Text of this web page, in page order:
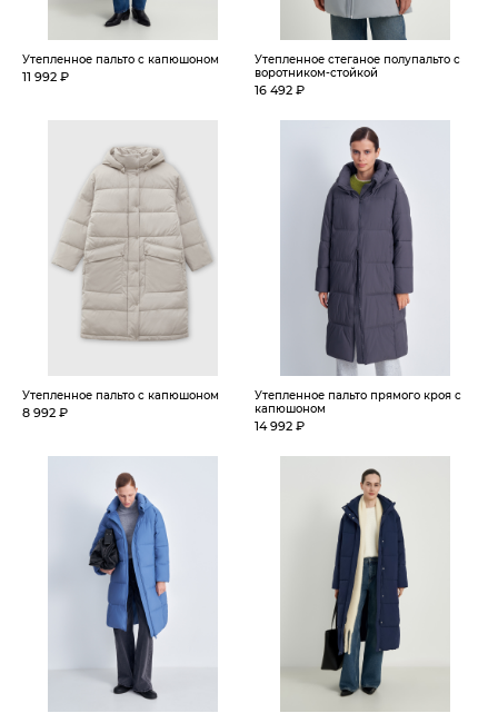
Утепленное пальто с капюшоном
11 992 ₽
Утепленное стеганое полупальто с
воротником-стойкой
16 492 ₽
Утепленное пальто с капюшоном
8 992 ₽
Утепленное пальто прямого кроя с
капюшоном
14 992 ₽